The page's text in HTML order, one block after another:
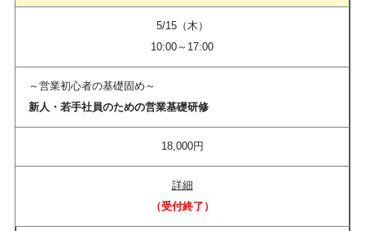
5/15（木）
10:00～17:00
～営業初心者の基礎固め～
新人・若手社員のための営業基礎研修
18,000円
詳細
（受付終了）​